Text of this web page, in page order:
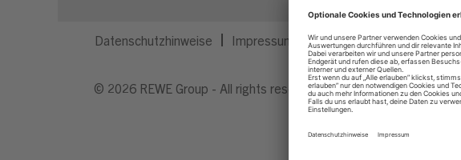
Datenschutzhinweise Impressum Privatsphäre-Einstellungen
© 2026 REWE Group - All rights reserved